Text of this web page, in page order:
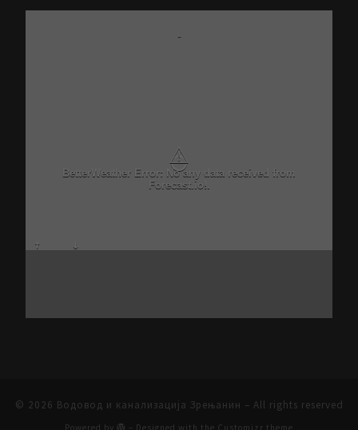
-
⚠
BetterWeather Error: No any data received from
Forecast.io!.
© 2026 Водовод и канализација Зрењанин – All rights reserved
Powered by – Designed with the Customizr theme